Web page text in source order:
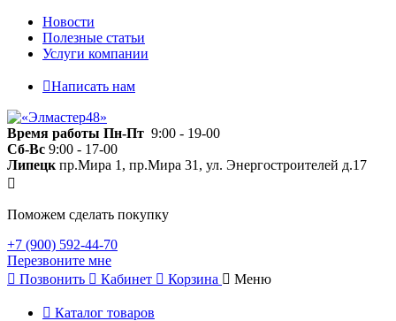
Новости
Полезные статьи
Услуги компании
Написать нам
Время работы Пн-Пт 9:00 - 19-00
Сб-Вс 9:00 - 17-00
Липецк пр.Мира 1, пр.Мира 31, ул. Энергостроителей д.17
Поможем сделать покупку
+7 (900) 592-44-70
Перезвоните мне
Позвонить
Кабинет Корзина Меню
Каталог товаров